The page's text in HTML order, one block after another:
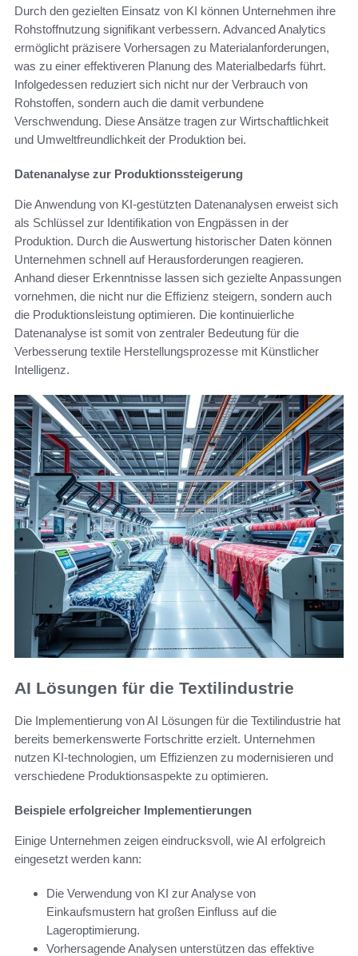
Durch den gezielten Einsatz von KI können Unternehmen ihre
Rohstoffnutzung signifikant verbessern. Advanced Analytics
ermöglicht präzisere Vorhersagen zu Materialanforderungen,
was zu einer effektiveren Planung des Materialbedarfs führt.
Infolgedessen reduziert sich nicht nur der Verbrauch von
Rohstoffen, sondern auch die damit verbundene
Verschwendung. Diese Ansätze tragen zur Wirtschaftlichkeit
und Umweltfreundlichkeit der Produktion bei.
Datenanalyse zur Produktionssteigerung
Die Anwendung von KI-gestützten Datenanalysen erweist sich
als Schlüssel zur Identifikation von Engpässen in der
Produktion. Durch die Auswertung historischer Daten können
Unternehmen schnell auf Herausforderungen reagieren.
Anhand dieser Erkenntnisse lassen sich gezielte Anpassungen
vornehmen, die nicht nur die Effizienz steigern, sondern auch
die Produktionsleistung optimieren. Die kontinuierliche
Datenanalyse ist somit von zentraler Bedeutung für die
Verbesserung textile Herstellungsprozesse mit Künstlicher
Intelligenz.
AI Lösungen für die Textilindustrie
Die Implementierung von AI Lösungen für die Textilindustrie hat
bereits bemerkenswerte Fortschritte erzielt. Unternehmen
nutzen KI-technologien, um Effizienzen zu modernisieren und
verschiedene Produktionsaspekte zu optimieren.
Beispiele erfolgreicher Implementierungen
Einige Unternehmen zeigen eindrucksvoll, wie AI erfolgreich
eingesetzt werden kann:
Die Verwendung von KI zur Analyse von
Einkaufsmustern hat großen Einfluss auf die
Lageroptimierung.
Vorhersagende Analysen unterstützen das effektive